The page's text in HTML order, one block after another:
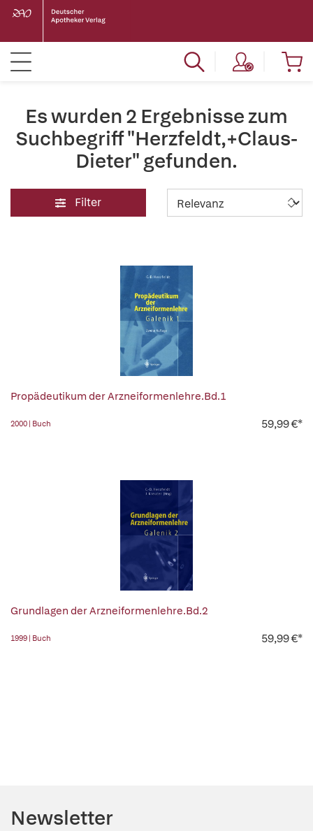
Es wurden 2 Ergebnisse zum
Suchbegriff "Herzfeldt,+Claus-
Dieter" gefunden.
Filter
Propädeutikum der Arzneiformenlehre.Bd.1
2000 | Buch 59,99 €*
Grundlagen der Arzneiformenlehre.Bd.2
1999 | Buch 59,99 €*
Newsletter